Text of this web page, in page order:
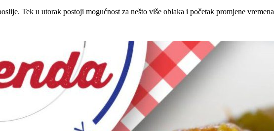
Tek u utorak postoji mogućnost za nešto više oblaka i početak promjene